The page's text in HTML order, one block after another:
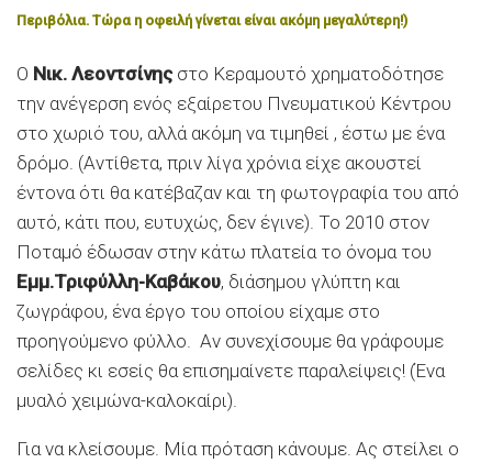
Περιβόλια. Τώρα η οφειλή γίνεται είναι ακόμη μεγαλύτερη!)
Ο Νικ. Λεοντσίνηςστο Κεραμουτό χρηματοδότησε
την ανέγερση ενός εξαίρετου Πνευματικού Κέντρου
στο χωριό του, αλλά ακόμη να τιμηθεί , έστω με ένα
δρόμο. (Αντίθετα, πριν λίγα χρόνια είχε ακουστεί
έντονα ότι θα κατέβαζαν και τη φωτογραφία του από
αυτό, κάτι που, ευτυχώς, δεν έγινε). Το 2010 στον
Ποταμό έδωσαν στην κάτω πλατεία το όνομα του
Εμμ.Τριφύλλη-Καβάκου, διάσημου γλύπτη και
ζωγράφου, ένα έργο του οποίου είχαμε στο
προηγούμενο φύλλο. Αν συνεχίσουμε θα γράφουμε
σελίδες κι εσείς θα επισημαίνετε παραλείψεις! (Ένα
μυαλό χειμώνα-καλοκαίρι).
Για να κλείσουμε. Μία πρόταση κάνουμε. Ας στείλει ο